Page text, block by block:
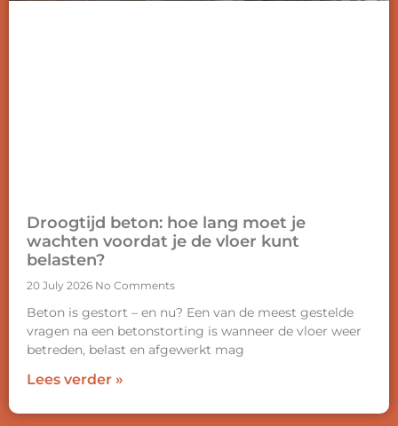
Droogtijd beton: hoe lang moet je
wachten voordat je de vloer kunt
belasten?
20 July 2026 No Comments
Beton is gestort – en nu? Een van de meest gestelde
vragen na een betonstorting is wanneer de vloer weer
betreden, belast en afgewerkt mag
Lees verder »